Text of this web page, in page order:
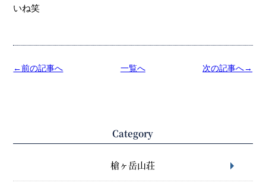
いね笑
←前の記事へ 一覧へ 次の記事へ→
Category
槍ヶ岳山荘